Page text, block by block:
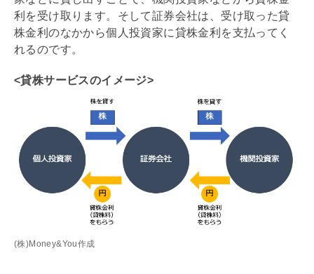
利を受け取ります。そして証券会社は、受け取った貸
株金利のなかから個人投資家に貸株金利を支払ってく
れるのです。
<貸株サービスのイメージ>
(株)Money&You作成